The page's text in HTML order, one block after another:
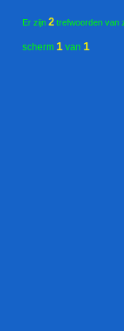
Er zijn 2 trefwoorden van
scherm 1 van 1